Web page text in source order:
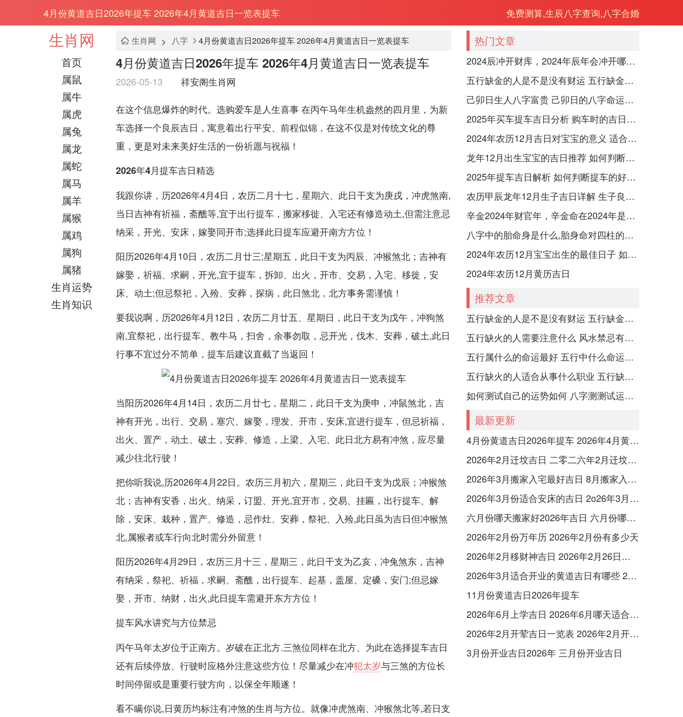
4月份黄道吉日2026年提车 2026年4月黄道吉日一览表提车 免费测算,生辰八字查询,八字合婚
生肖网
首页
属鼠
属牛
属虎
属兔
属龙
属蛇
属马
属羊
属猴
属鸡
属狗
属猪
生肖运势
生肖知识
生肖网 > 八字 4月份黄道吉日2026年提车 2026年4月黄道吉日一览表提车
4月份黄道吉日2026年提车 2026年4月黄道吉日一览表提车
2026-05-13 祥安阁生肖网
在这个信息爆炸的时代。选购爱车是人生喜事 在丙午马年生机盎然的四月里，为新
车选择一个良辰吉日，寓意着出行平安、前程似锦，在这不仅是对传统文化的尊
重，更是对未来美好生活的一份祈愿与祝福！
2026年4月提车吉日精选
我跟你讲，历2026年4月4日，农历二月十七，星期六、此日干支为庚戌，冲虎煞南,
当日吉神有祈福，斋醮等,宜于出行提车，搬家移徙、入宅还有修造动土,但需注意忌
纳采，开光、安床，嫁娶同开市;选择此日提车应避开南方方位！
阳历2026年4月10日，农历二月廿三;星期五，此日干支为丙辰、冲猴煞北；吉神有
嫁娶，祈福、求嗣，开光,宜于提车，拆卸、出火，开市、交易，入宅、移徙，安
床、动土;但忌祭祀，入殓、安葬，探病，此日煞北，北方事务需谨慎！
要我说啊，历2026年4月12日，农历二月廿五、星期日，此日干支为戊午，冲狗煞
南,宜祭祀，出行提车、教牛马，扫舍，余事勿取，忌开光，伐木、安葬，破土,此日
行事不宜过分不简单，提车后建议直截了当返回！
当阳历2026年4月14日，农历二月廿七，星期二，此日干支为庚申，冲鼠煞北，吉
神有开光，出行、交易，塞穴、嫁娶，理发、开市，安床,宜进行提车，但忌祈福，
出火、置产，动土、破土，安葬、修造，上梁、入宅、此日北方易有冲煞，应尽量
减少往北行驶！
把你听我说,历2026年4月22日。农历三月初六，星期三，此日干支为戊辰；冲猴煞
北；吉神有安香，出火、纳采，订盟、开光,宜开市，交易、挂匾，出行提车、解
除，安床、栽种，置产、修造，忌作灶、安葬，祭祀、入殓,此日虽为吉日但冲猴煞
北,属猴者或车行向北时需分外留意！
阳历2026年4月29日，农历三月十三，星期三，此日干支为乙亥，冲兔煞东，吉神
有纳采，祭祀、祈福，求嗣、斋醮，出行提车、起基，盖屋、定磉，安门;但忌嫁
娶，开市、纳财，出火,此日提车需避开东方方位！
提车风水讲究与方位禁忌
丙午马年太岁位于正南方。岁破在正北方.三煞位同样在北方、为此在选择提车吉日
还有后续停放、行驶时应格外注意这些方位！尽量减少在冲犯太岁与三煞的方位长
时间停留或是重要行驶方向，以保全年顺遂！
看不瞒你说,日黄历均标注有冲煞的生肖与方位。就像冲虎煞南、冲猴煞北等,若日支
热门文章
2024辰冲开财库，2024年辰年会冲开哪些人的财库
五行缺金的人是不是没有财运 五行缺金的人命运好不好
己卯日生人八字富贵 己卯日的八字命运如何
2025年买车提车吉日分析 购车时的吉日与禁忌
2024年农历12月吉日对宝宝的意义 适合龙年宝宝出生的日子有哪些
龙年12月出生宝宝的吉日推荐 如何判断吉日是否适合宝宝
2025年提车吉日解析 如何判断提车的好日子
农历甲辰龙年12月生子吉日详解 生子良辰的影响因素
辛金2024年财官年，辛金命在2024年是财官年还是财印年
八字中的胎命身是什么,胎身命对四柱的影响
2024年农历12月宝宝出生的最佳日子 如何挑选适合的吉日
2024年农历12月黄历吉日
推荐文章
五行缺金的人是不是没有财运 五行缺金的人命运好不好
五行缺火的人需要注意什么 风水禁忌有哪些
五行属什么的命运最好 五行中什么命运势旺盛
五行缺火的人适合从事什么职业 五行缺火的人适合从事的职业有哪些
如何测试自己的运势如何 八字测测试运运程
最新更新
4月份黄道吉日2026年提车 2026年4月黄道吉日一览表提车
2026年2月迁坟吉日 二零二六年2月迁坟黄道吉日
2026年3月搬家入宅最好吉日 8月搬家入宅黄道吉日
2026年3月份适合安床的吉日 2o26年3月份安床吉日
六月份哪天搬家好2026年吉日 六月份哪天搬家吉利
2026年2月份万年历 2026年2月份有多少天
2026年2月移财神吉日 2026年2月26日财神方
2026年3月适合开业的黄道吉日有哪些 2026年3月适合开业的日子
11月份黄道吉日2026年提车
2026年6月上学吉日 2026年6月哪天适合升学宴
2026年2月开荤吉日一览表 2026年2月开学时间
3月份开业吉日2026年 三月份开业吉日